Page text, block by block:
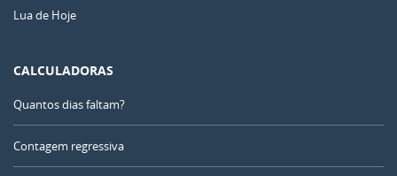
Lua de Hoje
CALCULADORAS
Quantos dias faltam?
Contagem regressiva